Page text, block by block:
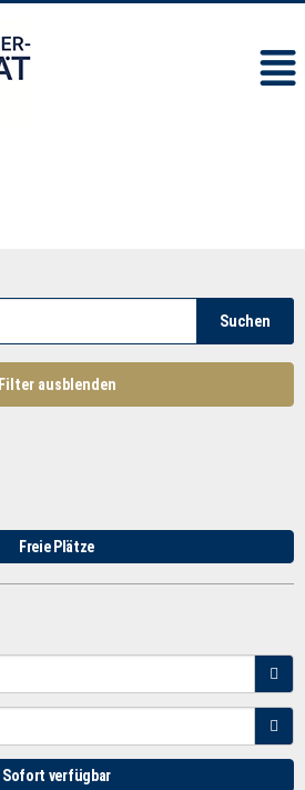
Suchen
Filter ausblenden
Freie Plätze
Sofort verfügbar